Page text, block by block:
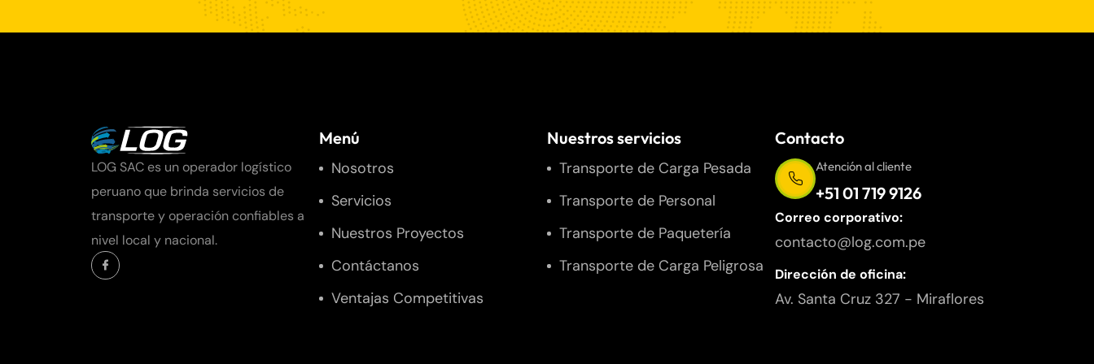
LOG SAC es un operador logístico
peruano que brinda servicios de
transporte y operación confiables a
nivel local y nacional.
Menú
Nosotros
Servicios
Nuestros Proyectos
Contáctanos
Ventajas Competitivas
Nuestros servicios
Transporte de Carga Pesada
Transporte de Personal
Transporte de Paquetería
Transporte de Carga Peligrosa
Contacto
Atención al cliente
+51 01 719 9126
Correo corporativo:
contacto@log.com.pe
Dirección de oficina:
Av. Santa Cruz 327 - Miraflores